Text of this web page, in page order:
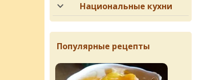
Национальные кухни
Популярные рецепты